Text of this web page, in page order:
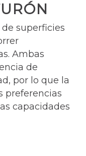
superficies
Ambas
de
por lo que la
preferencias
capacidades